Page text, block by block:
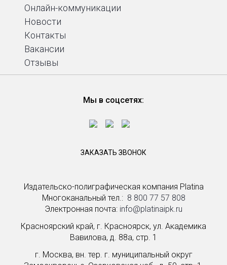
Издательско-полиграфическая компания Platina
Многоканальный тел.: ­ 8 800 77 57 808
Электронная почта: info@platinaipk.ru
Красноярский край, г. Красноярск, ул. Академика
Вавилова, д. 88а, стр. 1
г. Москва, вн. тер. г. муниципальный округ
Онлайн-коммуникации
Новости
Контакты
Вакансии
Отзывы
Мы в соцсетях:
ЗАКАЗАТЬ ЗВОНОК